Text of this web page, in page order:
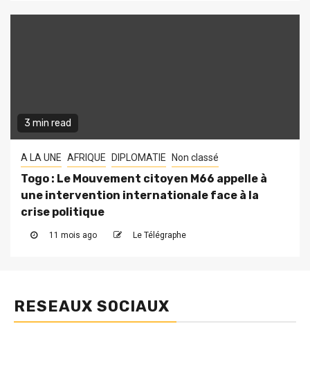
3 min read
A LA UNE AFRIQUE DIPLOMATIE Non classé
Togo : Le Mouvement citoyen M66 appelle à
une intervention internationale face à la
crise politique
11 mois ago Le Télégraphe
RESEAUX SOCIAUX